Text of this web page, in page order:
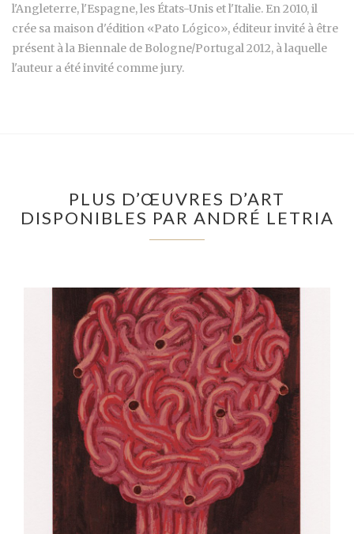
l'Angleterre, l'Espagne, les États-Unis et l'Italie. En 2010, il
crée sa maison d'édition «Pato Lógico», éditeur invité à être
présent à la Biennale de Bologne/Portugal 2012, à laquelle
l'auteur a été invité comme jury.
PLUS D’ŒUVRES D’ART
DISPONIBLES PAR ANDRÉ LETRIA